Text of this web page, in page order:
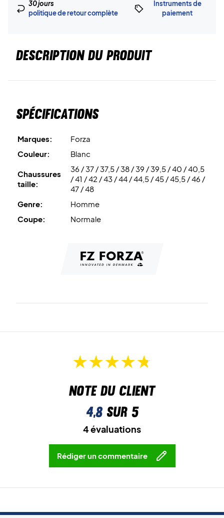
30 jours
politique de retour complète
Instruments de
paiement
DESCRIPTION DU PRODUIT
Spécifications
Marques:
Forza
Couleur:
Blanc
Chaussures
taille:
36 / 37 / 37,5 / 38 / 39 / 39,5 / 40 / 40,5
/ 41 / 42 / 43 / 44 / 44,5 / 45 / 45,5 / 46 /
47 / 48
Genre:
Homme
Coupe:
Normale
Note du client
4,8sur 5
4 évaluations
Rédiger un commentaire